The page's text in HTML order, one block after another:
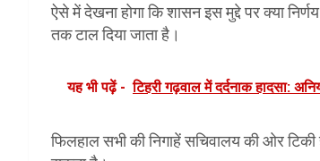
ऐसे में देखना होगा कि शासन इस मुद्दे पर क्या
तक टाल दिया जाता है।
यह भी पढ़ें - टिहरी गढ़वाल में दर्दनाक हादसा:
फिलहाल सभी की निगाहें सचिवालय की ओर टिकी